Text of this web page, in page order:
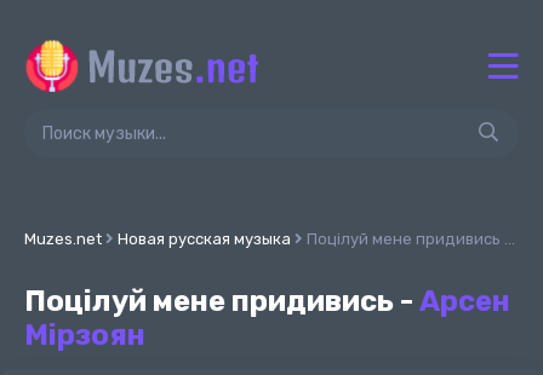
Muzes.net Новая русская музыка Поцілуй мене придивись - Арсен Мірзоян
Поцілуй мене придивись - Арсен
Мірзоян